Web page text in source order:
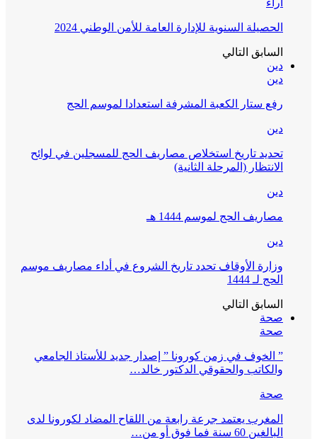
آراء
الحصيلة السنوية للإدارة العامة للأمن الوطني 2024
السابق التالي
دين
دين
رفع ستار الكعبة المشرفة استعدادا لموسم الحج
دين
تحديد تاريخ استخلاص مصاريف الحج للمسجلين في لوائح
الانتظار (المرحلة الثانية)
دين
مصاريف الحج لموسم 1444 هـ
دين
وزارة الأوقاف تحدد تاريخ الشروع في أداء مصاريف موسم
الحج لـ 1444
السابق التالي
صحة
صحة
” الخوف في زمن كورونا ” إصدار جديد للأستاذ الجامعي
والكاتب والحقوقي الدكتور خالد…
صحة
المغرب يعتمد جرعة رابعة من اللقاح المضاد لكورونا لدى
البالغين 60 سنة فما فوق أو من…